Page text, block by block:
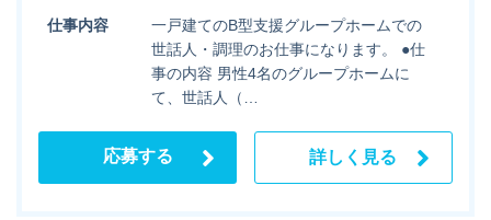
仕事内容
一戸建てのB型支援グループホームでの
世話人・調理のお仕事になります。 ●仕
事の内容 男性4名のグループホームに
て、世話人（…
応募する 詳しく見る